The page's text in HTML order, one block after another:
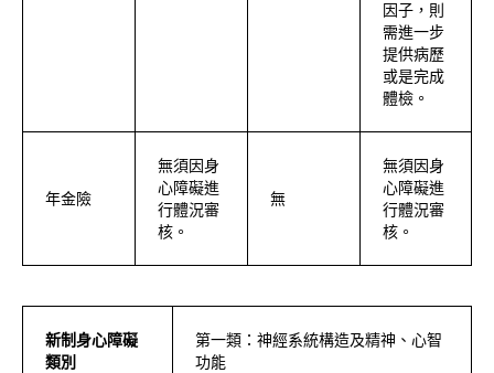
因子，則
需進一步
提供病歷
或是完成
體檢。
年金險
無須因身
心障礙進
行體況審
核。
無
無須因身
心障礙進
行體況審
核。
新制身心障礙
類別
第一類：神經系統構造及精神、心智
功能